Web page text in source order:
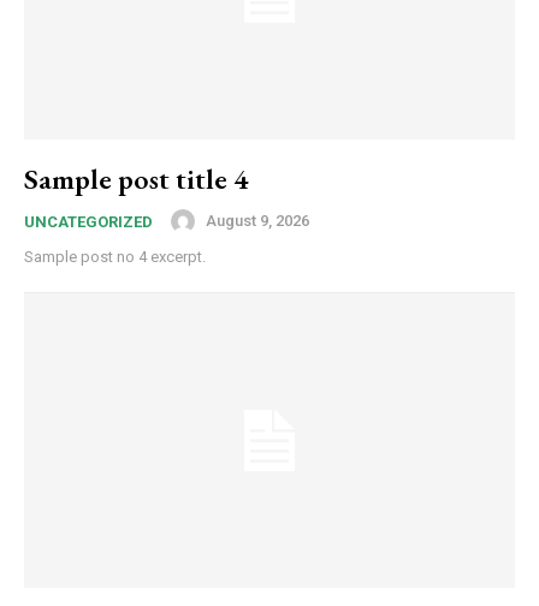
Sample post title 4
UNCATEGORIZED
August 9, 2026
Sample post no 4 excerpt.